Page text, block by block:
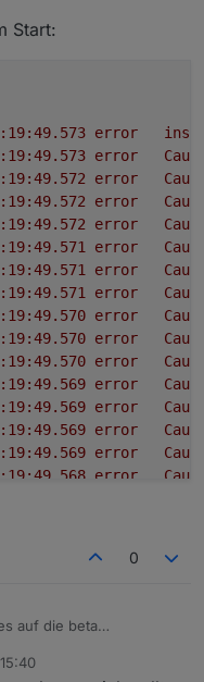
Start:
error
error
error
error
error
error
error
error
error
error
error
error
error
error
error
error
2022-02-14 16:19:49.559 error
0
auf die beta